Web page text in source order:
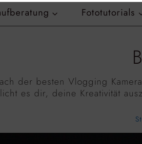
Fototutorials
der besten Vlogging
es dir, deine Kreativität